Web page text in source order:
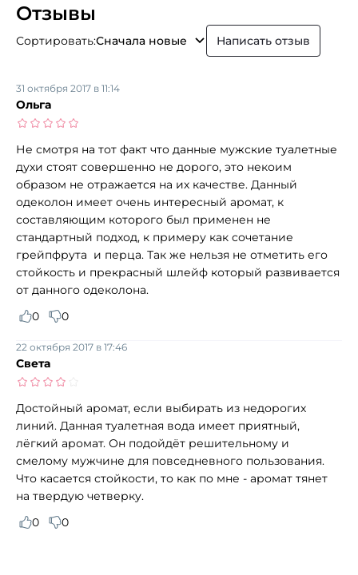
Отзывы
Сортировать:Сначала новые Написать отзыв
Ольга
31 октября 2017 в 11:14
Не смотря на тот факт что данные мужские туалетные
духи стоят совершенно не дорого, это некоим
образом не отражается на их качестве. Данный
одеколон имеет очень интересный аромат, к
составляющим которого был применен не
стандартный подход, к примеру как сочетание
грейпфрута и перца. Так же нельзя не отметить его
стойкость и прекрасный шлейф который развивается
от данного одеколона.
0
0
Света
22 октября 2017 в 17:46
Достойный аромат, если выбирать из недорогих
линий. Данная туалетная вода имеет приятный,
лёгкий аромат. Он подойдёт решительному и
смелому мужчине для повседневного пользования.
Что касается стойкости, то как по мне - аромат тянет
на твердую четверку.
0
0